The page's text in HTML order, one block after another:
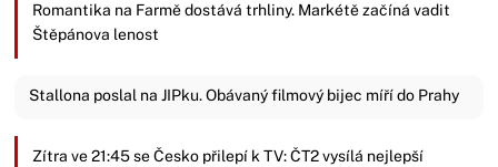
Romantika na Farmě dostává trhliny. Markétě začíná vadit
Štěpánova lenost
Stallona poslal na JIPku. Obávaný filmový bijec míří do Prahy
Zítra ve 21:45 se Česko přilepí k TV: ČT2 vysílá nejlepší